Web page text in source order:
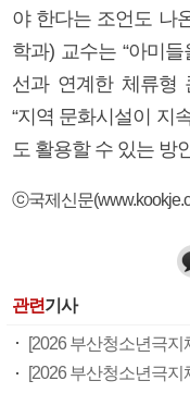
야 한다는 조언도 나
학과) 교수는 “아미
선과 연계한 체류형
“지역 문화시설이 지
도 활용할 수 있는 방
ⓒ국제신문
관련기사